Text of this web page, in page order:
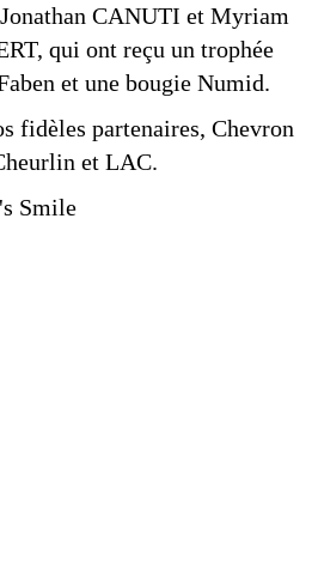
CANUTI et Myriam
qui ont reçu un trophée
et une bougie Numid.
fidèles partenaires, Chevron
et LAC.
Smile